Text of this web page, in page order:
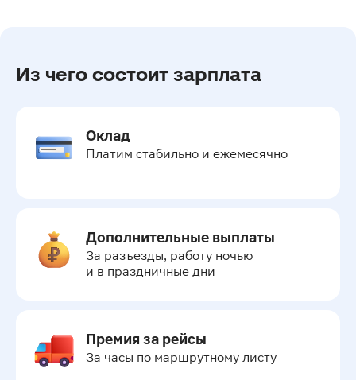
Из чего состоит зарплата
Оклад
Платим стабильно и ежемесячно
Дополнительные выплаты
За разъезды, работу ночью
и в праздничные дни
Премия за рейсы
За часы по маршрутному листу